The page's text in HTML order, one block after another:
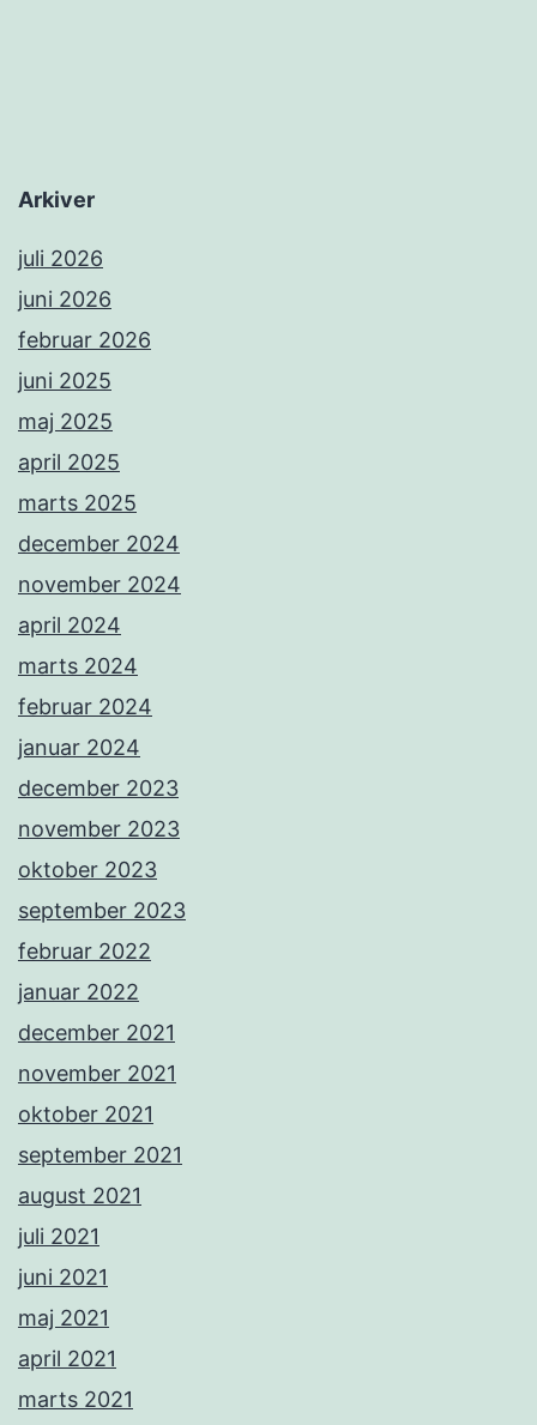
Arkiver
juli 2026
juni 2026
februar 2026
juni 2025
maj 2025
april 2025
marts 2025
december 2024
november 2024
april 2024
marts 2024
februar 2024
januar 2024
december 2023
november 2023
oktober 2023
september 2023
februar 2022
januar 2022
december 2021
november 2021
oktober 2021
september 2021
august 2021
juli 2021
juni 2021
maj 2021
april 2021
marts 2021